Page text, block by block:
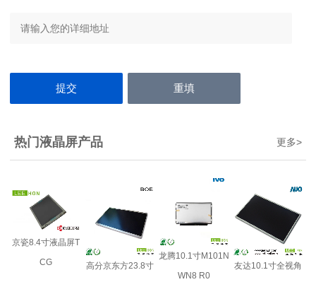
更多>
热门液晶屏产品
京瓷8.4寸液晶屏T
CG
高分京东方23.8寸
龙腾10.1寸M101N
WN8 R0
友达10.1寸全视角